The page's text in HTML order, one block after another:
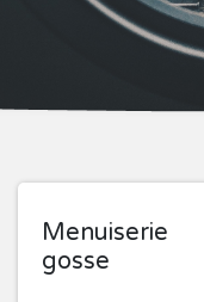
Menuiserie
gosse